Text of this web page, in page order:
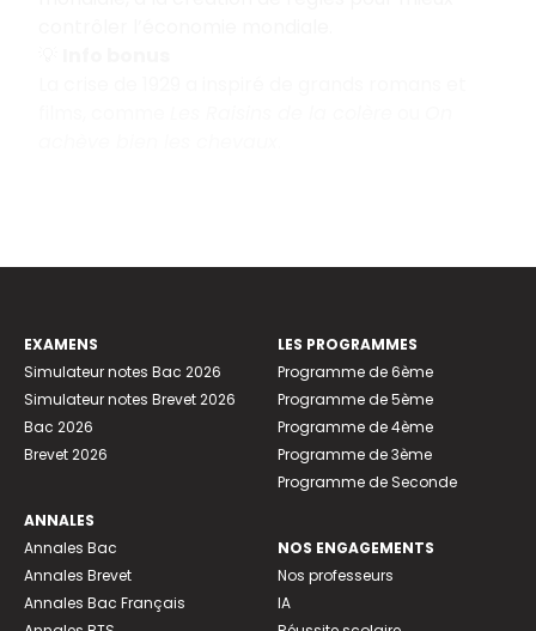
EXAMENS
Simulateur notes Bac 2026
Simulateur notes Brevet 2026
Bac 2026
Brevet 2026
ANNALES
Annales Bac
Annales Brevet
Annales Bac Français
LES PROGRAMMES
Programme de 6ème
Programme de 5ème
Programme de 4ème
Programme de 3ème
Programme de Seconde
NOS ENGAGEMENTS
Nos professeurs
IA